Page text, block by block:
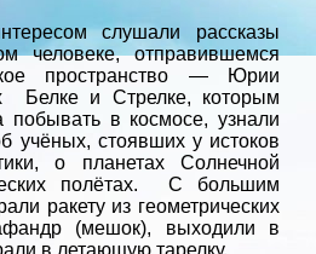
слушали рассказы
человеке, отправившемся
пространство — Юрии
Белке и Стрелке, которым
побывать в космосе, узнали
учёных, стоявших у истоков
о планетах Солнечной
полётах. С большим
ракету из геометрических
(мешок), выходили в